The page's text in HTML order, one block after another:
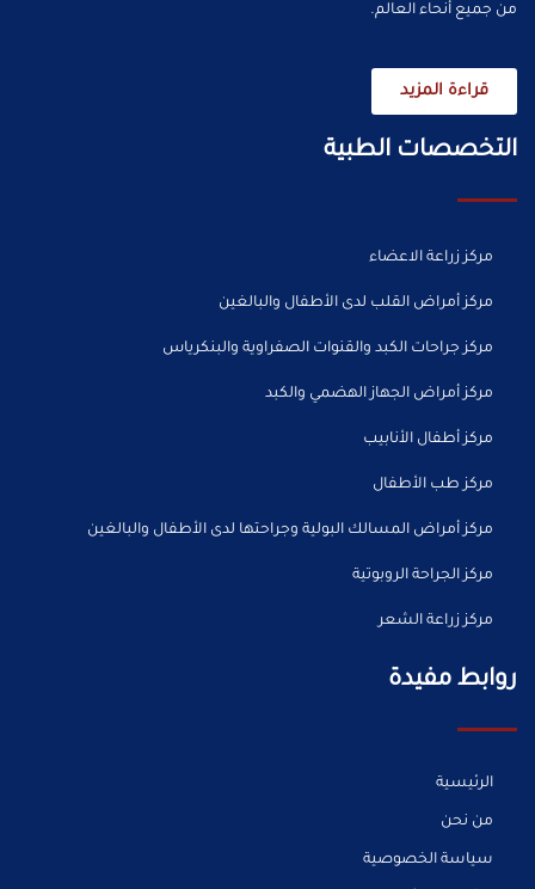
من جميع أنحاء العالم.
قراءة المزيد
التخصصات الطبية
مركز زراعة الاعضاء
مركز أمراض القلب لدى الأطفال والبالغين
مركز جراحات الكبد والقنوات الصفراوية والبنكرياس
مركز أمراض الجهاز الهضمي والكبد
مركز أطفال الأنابيب
مركز طب الأطفال
مركز أمراض المسالك البولية وجراحتها لدى الأطفال والبالغين
مركز الجراحة الروبوتية
مركز زراعة الشعر
روابط مفيدة
الرئيسية
من نحن
سياسة الخصوصية